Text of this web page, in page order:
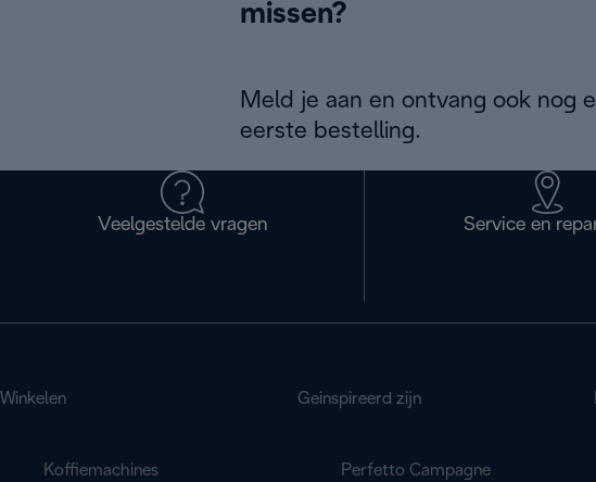
missen?
Meld je aan en ontvang ook nog
eerste bestelling.
Veelgestelde vragen Service en
Winkelen
Koffiemachines
Geinspireerd zijn
Perfetto Campagne